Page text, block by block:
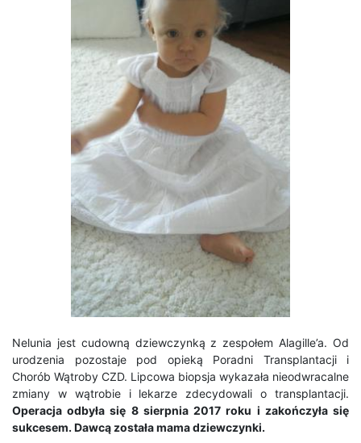
Nelunia jest cudowną dziewczynką z zespołem Alagille’a. Od
urodzenia pozostaje pod opieką Poradni Transplantacji i
Chorób Wątroby CZD. Lipcowa biopsja wykazała nieodwracalne
zmiany w wątrobie i lekarze zdecydowali o transplantacji.
Operacja odbyła się 8 sierpnia 2017 roku i zakończyła się
sukcesem. Dawcą została mama dziewczynki.